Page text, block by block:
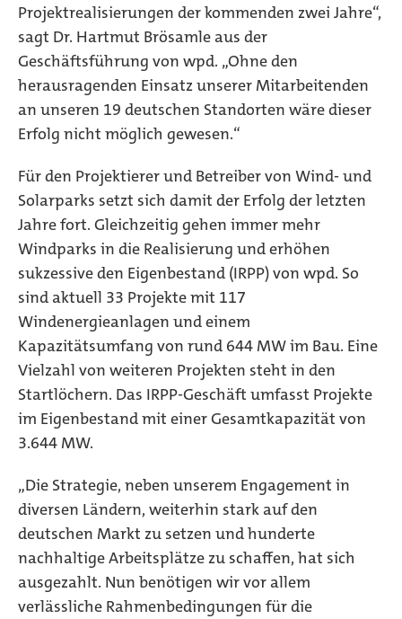
Projektrealisierungen der kommenden zwei Jahre“,
sagt Dr. Hartmut Brösamle aus der
Geschäftsführung von wpd. „Ohne den
herausragenden Einsatz unserer Mitarbeitenden
an unseren 19 deutschen Standorten wäre dieser
Erfolg nicht möglich gewesen.“
Für den Projektierer und Betreiber von Wind- und
Solarparks setzt sich damit der Erfolg der letzten
Jahre fort. Gleichzeitig gehen immer mehr
Windparks in die Realisierung und erhöhen
sukzessive den Eigenbestand (IRPP) von wpd. So
sind aktuell 33 Projekte mit 117
Windenergieanlagen und einem
Kapazitätsumfang von rund 644 MW im Bau. Eine
Vielzahl von weiteren Projekten steht in den
Startlöchern. Das IRPP-Geschäft umfasst Projekte
im Eigenbestand mit einer Gesamtkapazität von
3.644 MW.
„Die Strategie, neben unserem Engagement in
diversen Ländern, weiterhin stark auf den
deutschen Markt zu setzen und hunderte
nachhaltige Arbeitsplätze zu schaffen, hat sich
ausgezahlt. Nun benötigen wir vor allem
verlässliche Rahmenbedingungen für die